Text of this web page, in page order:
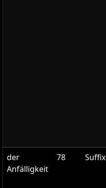
der
Anfälligkeit
78 Suffix